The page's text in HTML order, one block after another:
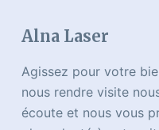
Alna Laser
Agissez pour votre
nous rendre visite
écoute et nous vous